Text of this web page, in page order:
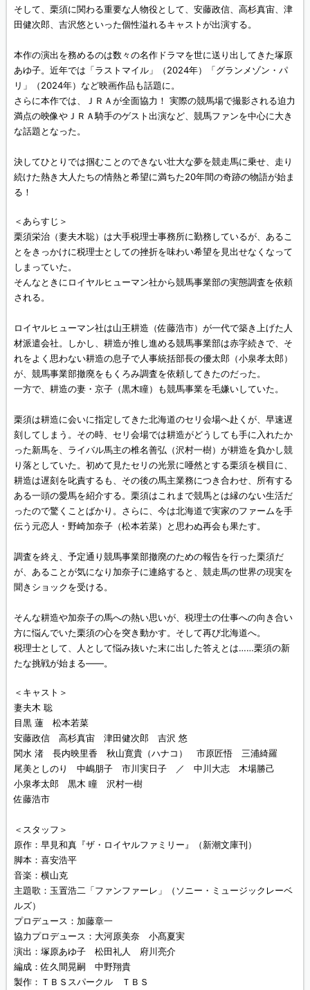
そして、栗須に関わる重要な人物役として、安藤政信、高杉真宙、津
田健次郎、吉沢悠といった個性溢れるキャストが出演する。
本作の演出を務めるのは数々の名作ドラマを世に送り出してきた塚原
あゆ子。近年では「ラストマイル」（2024年）「グランメゾン・パ
リ」（2024年）など映画作品も話題に。
さらに本作では、ＪＲＡが全面協力！ 実際の競馬場で撮影される迫力
満点の映像やＪＲＡ騎手のゲスト出演など、競馬ファンを中心に大き
な話題となった。
決してひとりでは掴むことのできない壮大な夢を競走馬に乗せ、走り
続けた熱き大人たちの情熱と希望に満ちた20年間の奇跡の物語が始ま
る！
＜あらすじ＞
栗須栄治（妻夫木聡）は大手税理士事務所に勤務しているが、あるこ
とをきっかけに税理士としての挫折を味わい希望を見出せなくなって
しまっていた。
そんなときにロイヤルヒューマン社から競馬事業部の実態調査を依頼
される。
ロイヤルヒューマン社は山王耕造（佐藤浩市）が一代で築き上げた人
材派遣会社。しかし、耕造が推し進める競馬事業部は赤字続きで、そ
れをよく思わない耕造の息子で人事統括部長の優太郎（小泉孝太郎）
が、競馬事業部撤廃をもくろみ調査を依頼してきたのだった。
一方で、耕造の妻・京子（黒木瞳）も競馬事業を毛嫌いしていた。
栗須は耕造に会いに指定してきた北海道のセリ会場へ赴くが、早速遅
刻してしまう。その時、セリ会場では耕造がどうしても手に入れたか
った新馬を、ライバル馬主の椎名善弘（沢村一樹）が耕造を負かし競
り落としていた。初めて見たセリの光景に唖然とする栗須を横目に、
耕造は遅刻を叱責するも、その後の馬主業務につき合わせ、所有する
ある一頭の愛馬を紹介する。栗須はこれまで競馬とは縁のない生活だ
ったので驚くことばかり。さらに、今は北海道で実家のファームを手
伝う元恋人・野崎加奈子（松本若菜）と思わぬ再会も果たす。
調査を終え、予定通り競馬事業部撤廃のための報告を行った栗須だ
が、あることが気になり加奈子に連絡すると、競走馬の世界の現実を
聞きショックを受ける。
そんな耕造や加奈子の馬への熱い思いが、税理士の仕事への向き合い
方に悩んでいた栗須の心を突き動かす。そして再び北海道へ。
税理士として、人として悩み抜いた末に出した答えとは……栗須の新
たな挑戦が始まる――。
＜キャスト＞
妻夫木 聡
目黒 蓮 松本若菜
安藤政信 高杉真宙 津田健次郎 吉沢 悠
関水 渚 長内映里香 秋山寛貴（ハナコ） 市原匠悟 三浦綺羅
尾美としのり 中嶋朋子 市川実日子 ／ 中川大志 木場勝己
小泉孝太郎 黒木 瞳 沢村一樹
佐藤浩市
＜スタッフ＞
原作：早見和真『ザ・ロイヤルファミリー』（新潮文庫刊）
脚本：喜安浩平
音楽：横山克
主題歌：玉置浩二「ファンファーレ」（ソニー・ミュージックレーベ
ルズ）
プロデュース：加藤章一
協力プロデュース：大河原美奈 小髙夏実
演出：塚原あゆ子 松田礼人 府川亮介
編成：佐久間晃嗣 中野翔貴
製作：ＴＢＳスパークル ＴＢＳ